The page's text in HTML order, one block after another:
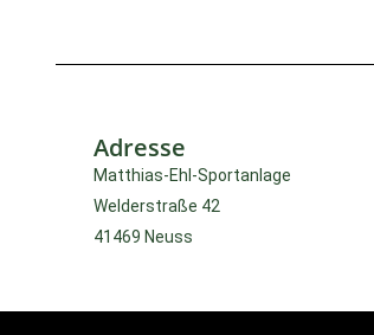
Adresse
Matthias-Ehl-Sportanlage
Welderstraße 42
41469 Neuss